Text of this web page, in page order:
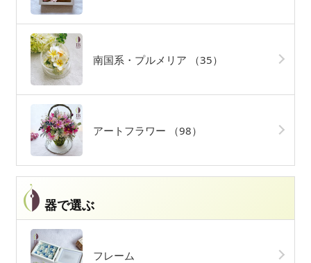
南国系・プルメリア （35）
アートフラワー （98）
器で選ぶ
フレーム